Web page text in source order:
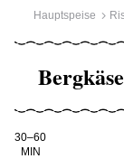
Hauptspeise
Kochdauer
30–60
MIN